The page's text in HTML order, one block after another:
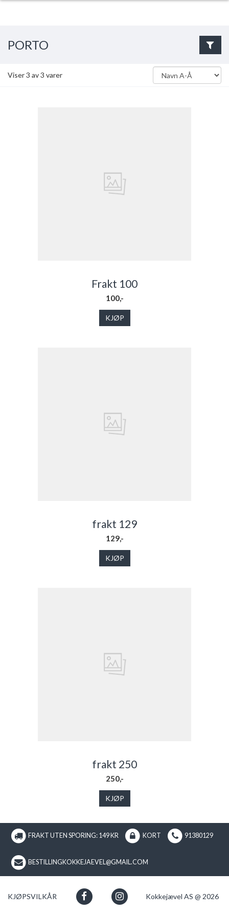
PORTO
Viser3 av3 varer
Frakt 100
100,-
KJØP
frakt 129
129,-
KJØP
frakt 250
250,-
KJØP
FRAKT UTEN SPORING: 149 KR KORT 91380129
BESTILLINGKOKKEJAEVEL@GMAIL.COM
KJØPSVILKÅR Kokkejævel AS @ 2026